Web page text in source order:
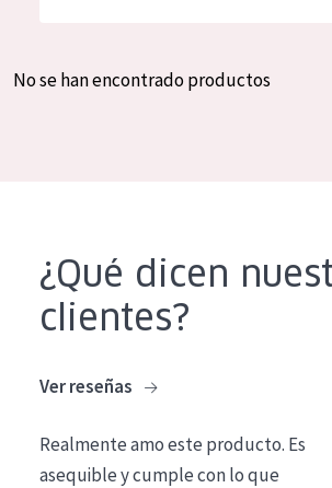
Crema de día
Crema de noche
Limpieza
Spanish
No se han encontrado productos
¿Qué dicen
clientes?
Ver reseñas
Realmente amo este producto. Es
asequible y cumple con lo que